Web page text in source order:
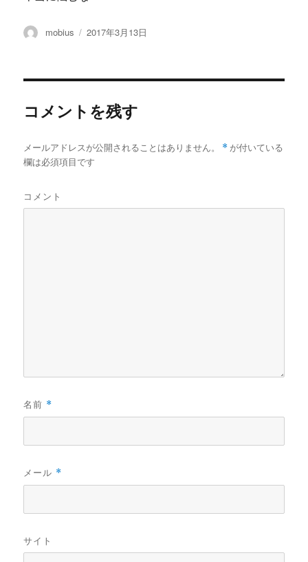
投
mobius
投
2017年3月13日
コメントを残す
メールアドレスが公開されることはありません。 * が付いている
欄は必須項目です
コメント
名前 *
メール *
サイト